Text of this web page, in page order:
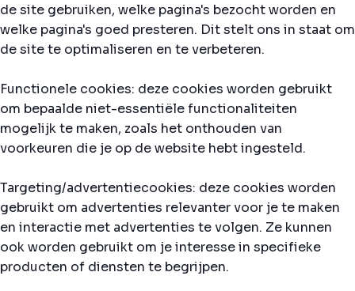
de site gebruiken, welke pagina's bezocht worden en
welke pagina's goed presteren. Dit stelt ons in staat om
de site te optimaliseren en te verbeteren.
Functionele cookies: deze cookies worden gebruikt
om bepaalde niet-essentiële functionaliteiten
mogelijk te maken, zoals het onthouden van
voorkeuren die je op de website hebt ingesteld.
Targeting/advertentiecookies: deze cookies worden
gebruikt om advertenties relevanter voor je te maken
en interactie met advertenties te volgen. Ze kunnen
ook worden gebruikt om je interesse in specifieke
producten of diensten te begrijpen.